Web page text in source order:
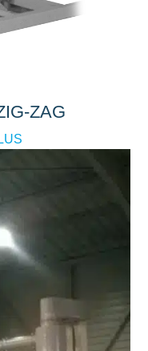
ZAG